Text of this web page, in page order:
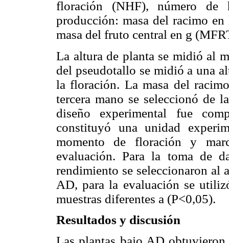
floración (NHF), número de
producción: masa del racimo
masa del fruto central en g
La altura de planta se midió al
del pseudotallo se midió a una
la floración. La masa del
tercera mano se seleccionó de
diseño experimental fue
constituyó una unidad
momento de floración y
evaluación. Para la toma de
rendimiento se seleccionaron al
AD, para la evaluación se
muestras diferentes a (P<0,05).
Resultados y discusión